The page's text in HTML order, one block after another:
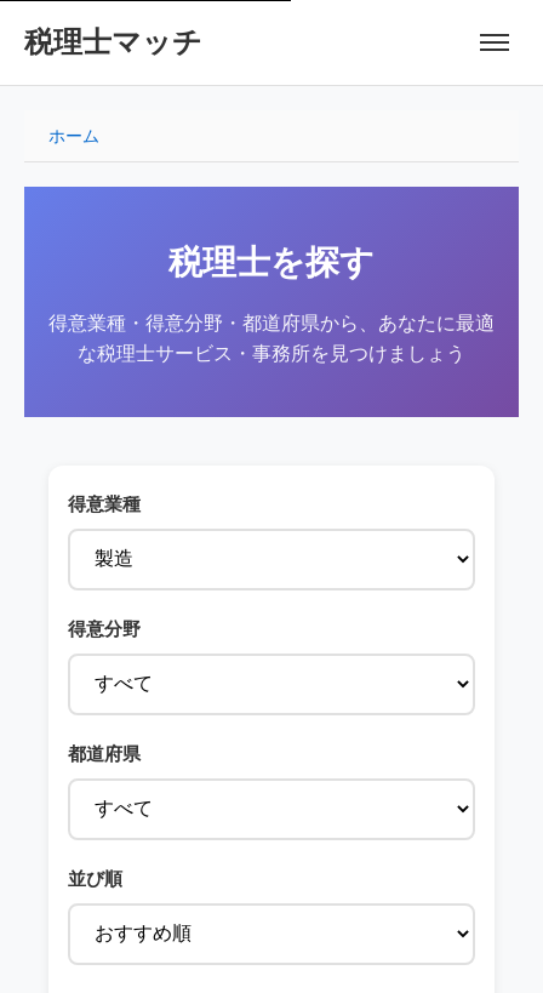
税理士マッチ
ホーム
税理士を探す
得意業種・得意分野・都道府県から、あなたに最適
な税理士サービス・事務所を見つけましょう
得意業種
得意分野
都道府県
並び順